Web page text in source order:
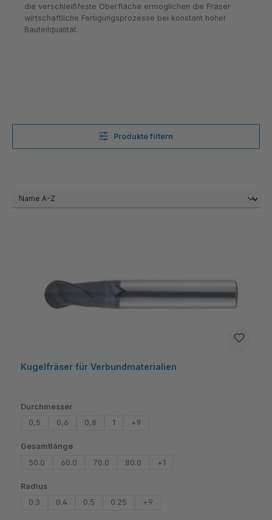
die verschleißfeste Oberfläche ermöglichen die Fräser
wirtschaftliche Fertigungsprozesse bei konstant hoher
Bauteilqualität.
Produkte filtern
Kugelfräser für Verbundmaterialien
Durchmesserauswählen
0,5
0,6 0,8 1 +9
Gesamtlängeauswählen
50.0
60.0 70.0 80.0 +1
Radiusauswählen
0.3
0.4 0.5 0.25 +9